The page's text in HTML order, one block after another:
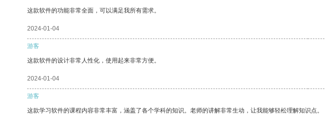
这款软件的功能非常全面，可以满足我所有需求。
2024-01-04
游客
这款软件的设计非常人性化，使用起来非常方便。
2024-01-04
游客
这款学习软件的课程内容非常丰富，涵盖了各个学科的知识。老师的讲解非常生动，让我能够轻松理解知识点。